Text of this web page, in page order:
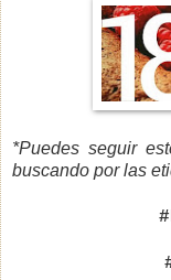
*Puedes seguir
buscando por las